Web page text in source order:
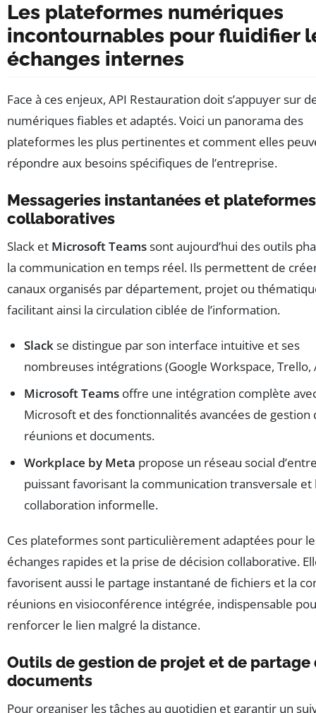
Les plateformes numériques
incontournables pour fluidifier
échanges internes
Face à ces enjeux, API Restauration doit s’appuyer sur
numériques fiables et adaptés. Voici un panorama des
plateformes les plus pertinentes et comment elles
répondre aux besoins spécifiques de l’entreprise.
Messageries instantanées et plateformes
collaboratives
Slack et Microsoft Teamssont aujourd’hui des outils
la communication en temps réel. Ils permettent de
canaux organisés par département, projet ou
facilitant ainsi la circulation ciblée de l’information.
Slackse distingue par son interface intuitive et ses
nombreuses intégrations (Google Workspace, Trello,
Microsoft Teams offre une intégration complète
Microsoft et des fonctionnalités avancées de gestion
réunions et documents.
Workplace by Meta propose un réseau social
puissant favorisant la communication transversale et
collaboration informelle.
Ces plateformes sont particulièrement adaptées pour
échanges rapides et la prise de décision collaborative.
favorisent aussi le partage instantané de fichiers et la
réunions en visioconférence intégrée, indispensable
renforcer le lien malgré la distance.
Outils de gestion de projet et de partage
documents
Pour organiser les tâches au quotidien et garantir un